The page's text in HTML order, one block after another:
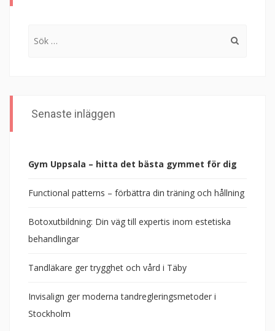
Senaste inläggen
Gym Uppsala – hitta det bästa gymmet för dig
Functional patterns – förbättra din träning och hållning
Botoxutbildning: Din väg till expertis inom estetiska
behandlingar
Tandläkare ger trygghet och vård i Täby
Invisalign ger moderna tandregleringsmetoder i
Stockholm